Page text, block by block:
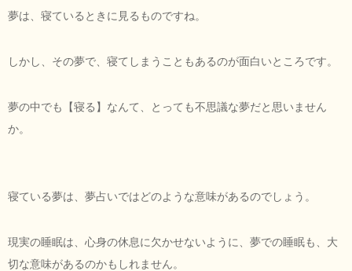
夢は、寝ているときに見るものですね。
しかし、その夢で、寝てしまうこともあるのが面白いところです。
夢の中でも【寝る】なんて、とっても不思議な夢だと思いません
か。
寝ている夢は、夢占いではどのような意味があるのでしょう。
現実の睡眠は、心身の休息に欠かせないように、夢での睡眠も、大
切な意味があるのかもしれません。